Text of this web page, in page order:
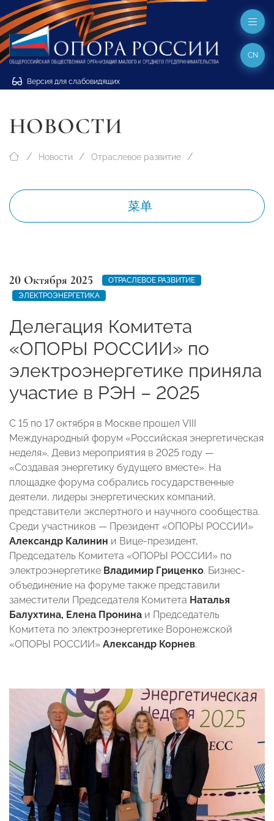
Версия для слабовидящих
CN
НОВОСТИ
Новости Отраслевое развитие
菜单
20 Октября 2025
ОТРАСЛЕВОЕ РАЗВИТИЕ
ЭЛЕКТРОЭНЕРГЕТИКА
Делегация Комитета
«ОПОРЫ РОССИИ» по
электроэнергетике приняла
участие в РЭН – 2025
С 15 по 17 октября в Москве прошел VIII
Международный форум «Российская энергетическая
неделя». Девиз мероприятия в 2025 году —
«Создавая энергетику будущего вместе». На
площадке форума собрались государственные
деятели, лидеры энергетических компаний,
представители экспертного и научного сообщества.
Среди участников — Президент «ОПОРЫ РОССИИ»
Александр Калинин и Вице-президент,
Председатель Комитета «ОПОРЫ РОССИИ» по
электроэнергетике Владимир Гриценко. Бизнес-
объединение на форуме также представили
заместители Председателя Комитета Наталья
Балухтина, Елена Пронина и Председатель
Комитета по электроэнергетике Воронежской
«ОПОРЫ РОССИИ» Александр Корнев.